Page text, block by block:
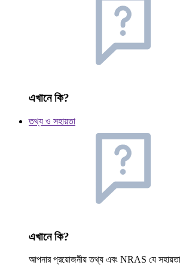
এখানে কি?
তথ্য ও সহায়তা
এখানে কি?
আপনার প্রয়োজনীয় তথ্য এবং NRAS যে